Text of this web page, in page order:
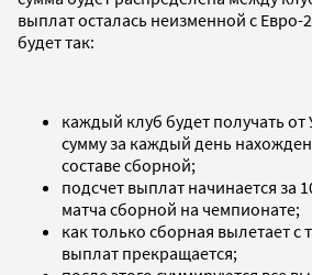
выплат осталась неизменной с Евро-
будет так:
каждый клуб будет получать
сумму за каждый день
составе сборной;
подсчет выплат начинается за
матча сборной на чемпионате;
как только сборная вылетает с
выплат прекращается;